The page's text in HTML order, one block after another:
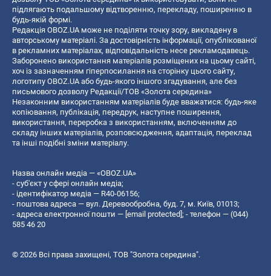
підлягають подальшому відтворенню, перекладу, поширенню в
будь-якій формі.
Редакція OBOZ.UA може не поділяти точку зору, викладену в
авторському матеріалі. За достовірність інформації, опублікованої
в рекламних матеріалах, відповідальність несе рекламодавець.
Заборонено використання матеріалів розміщених на цьому сайті,
хоч із зазначенням гіперпосилання на сторінку цього сайту,
логотипу OBOZ.UA або будь-якого іншого згадування, але без
письмового дозволу Редакції/ТОВ «Золота середина»
Незаконним використанням матеріалів буде вважатися: будь-яке
копiювання, публiкацiя, передрук, наступне поширення,
використання, переробка з використанням, включенням до
складу інших матеріалів, розповсюдження, адаптація, переклад
та інші подібні зміни матеріалу.
Назва онлайн медіа — «OBOZ.UA»
- суб'єкт у сфері онлайн медіа;
- ідентифікатор медіа — R40-06156;
- поштова адреса — вул. Деревообробна, буд. 7, м. Київ, 01013;
- адреса електронної пошти — [email protected]; - телефон — (044)
585 46 20
© 2026 Всі права захищені, ТОВ "Золота середина".